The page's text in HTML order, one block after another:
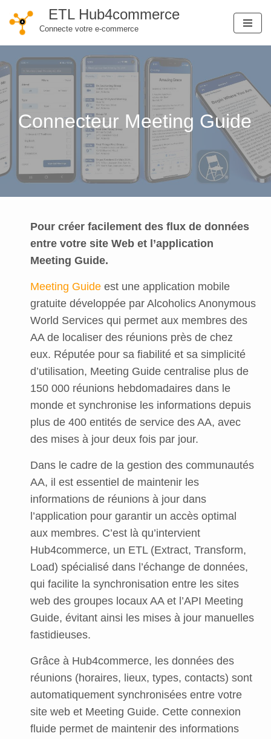
Aller
contenu
ETL Hub4commerce
Connecte votre e-commerce
Connecteur Meeting Guide
Pour créer facilement des flux de données
entre votre site Web et l’application
Meeting Guide.
Meeting Guide est une application mobile
gratuite développée par Alcoholics Anonymous
World Services qui permet aux membres des
AA de localiser des réunions près de chez
eux. Réputée pour sa fiabilité et sa simplicité
d’utilisation, Meeting Guide centralise plus de
150 000 réunions hebdomadaires dans le
monde et synchronise les informations depuis
plus de 400 entités de service des AA, avec
des mises à jour deux fois par jour.
Dans le cadre de la gestion des communautés
AA, il est essentiel de maintenir les
informations de réunions à jour dans
l’application pour garantir un accès optimal
aux membres. C’est là qu’intervient
Hub4commerce, un ETL (Extract, Transform,
Load) spécialisé dans l’échange de données,
qui facilite la synchronisation entre les sites
web des groupes locaux AA et l’API Meeting
Guide, évitant ainsi les mises à jour manuelles
fastidieuses.
Grâce à Hub4commerce, les données des
réunions (horaires, lieux, types, contacts) sont
automatiquement synchronisées entre votre
site web et Meeting Guide. Cette connexion
fluide permet de maintenir des informations